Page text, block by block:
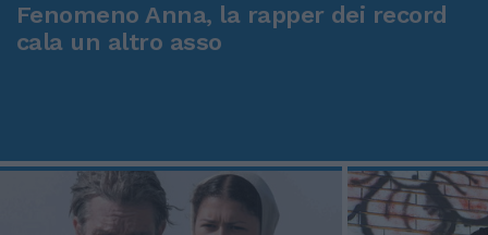
Fenomeno Anna, la rapper dei record
cala un altro asso